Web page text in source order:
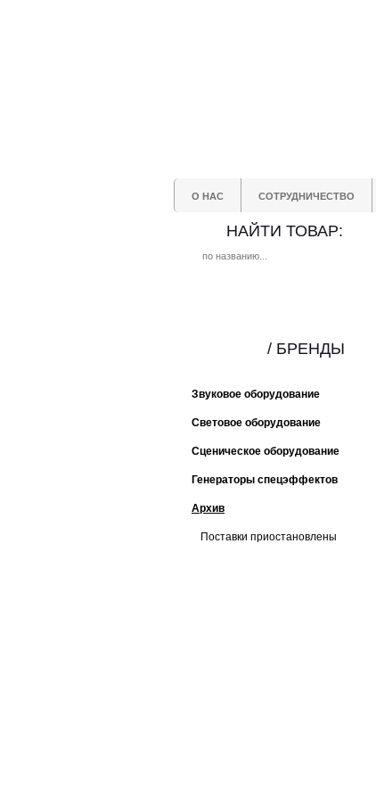
О НАС СОТРУДНИЧЕСТВО
НАЙТИ ТОВАР:
Звуковое оборудование
Световое оборудование
Сценическое оборудование
Генераторы спецэффектов
Архив
Поставки приостановлены
/ БРЕНДЫ